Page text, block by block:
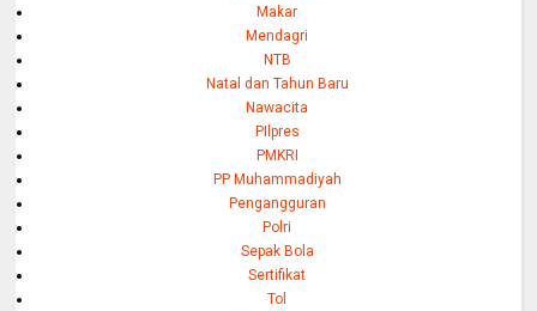
Makar
Mendagri
NTB
Natal dan Tahun Baru
Nawacita
PIlpres
PMKRI
PP Muhammadiyah
Pengangguran
Polri
Sepak Bola
Sertifikat
Tol